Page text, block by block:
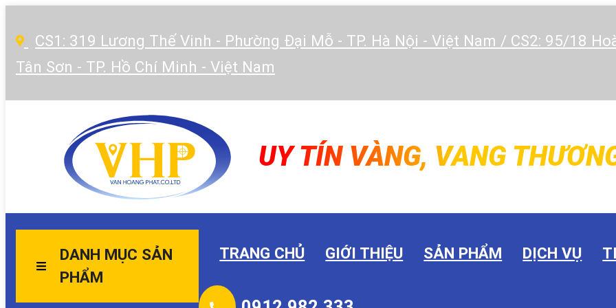
CS1: 319 Lương Thế Vinh - Phường Đại Mỗ - TP. Hà Nội - Việt Nam / CS2: 95/18
Tân Sơn - TP. Hồ Chí Minh - Việt Nam
UY TÍN VÀNG, VANG
DANH MỤC SẢN
PHẨM
TRANG CHỦ GIỚI THIỆU SẢN PHẨM DỊCH VỤ